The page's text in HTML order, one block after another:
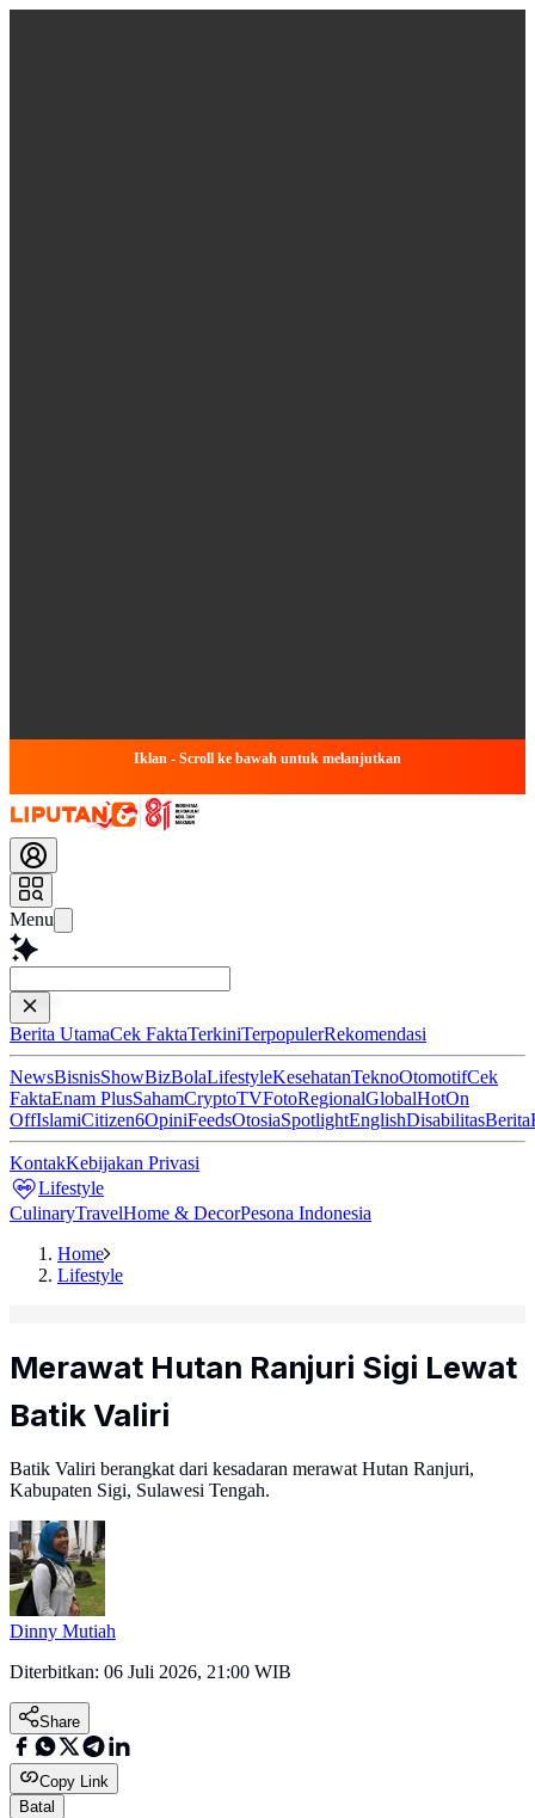
Iklan - Scroll ke bawah untuk melanjutkan
Menu
Baca lebih ce
Berita UtamaCek FaktaTerkiniTerpopulerRekomendasi
NewsBisnisShowBizBolaLifestyleKesehatanTeknoOtomotifCek
FaktaEnam PlusSahamCryptoTVFotoRegionalGlobalHotOn
OffIslamiCitizen6OpiniFeedsOtosiaSpotlightEnglishDisabilitasBerita
KontakKebijakan Privasi
Lifestyle
CulinaryTravelHome & DecorPesona Indonesia
Home
Lifestyle
Merawat Hutan Ranjuri Sigi Lewat
Batik Valiri
Batik Valiri berangkat dari kesadaran merawat Hutan Ranjuri,
Kabupaten Sigi, Sulawesi Tengah.
Dinny Mutiah
Diterbitkan: 06 Juli 2026, 21:00 WIB
Share
Copy Link
Batal